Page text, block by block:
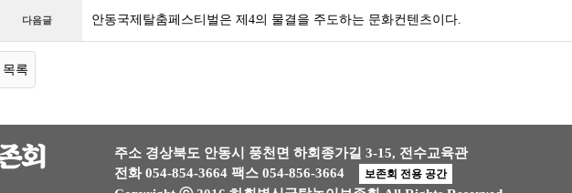
다음글 안동국제탈춤페스티벌은 제4의 물결을 주도하는 문화컨텐츠이다.
목록
주소 경상북도 안동시 풍천면 하회종가길 3-15, 전수교육관
전화 054-854-3664 팩스 054-856-3664 보존회 전용 공간